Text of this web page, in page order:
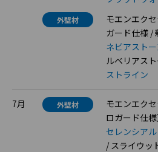
外壁材
モエンエク
ガード仕様 /
ネビアスト
ルベリアス
ストライン
7月 外壁材
モエンエク
ロガード仕様
セレンシアル
/ スライウッ